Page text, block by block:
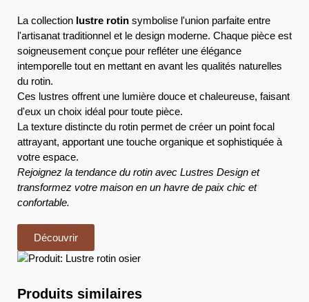
La collection lustre rotin symbolise l'union parfaite entre
l'artisanat traditionnel et le design moderne. Chaque pièce est
soigneusement conçue pour refléter une élégance
intemporelle tout en mettant en avant les qualités naturelles
du rotin.
Ces lustres offrent une lumière douce et chaleureuse, faisant
d'eux un choix idéal pour toute pièce.
La texture distincte du rotin permet de créer un point focal
attrayant, apportant une touche organique et sophistiquée à
votre espace.
Rejoignez la tendance du rotin avec Lustres Design et
transformez votre maison en un havre de paix chic et
confortable.
Découvrir
Produits similaires